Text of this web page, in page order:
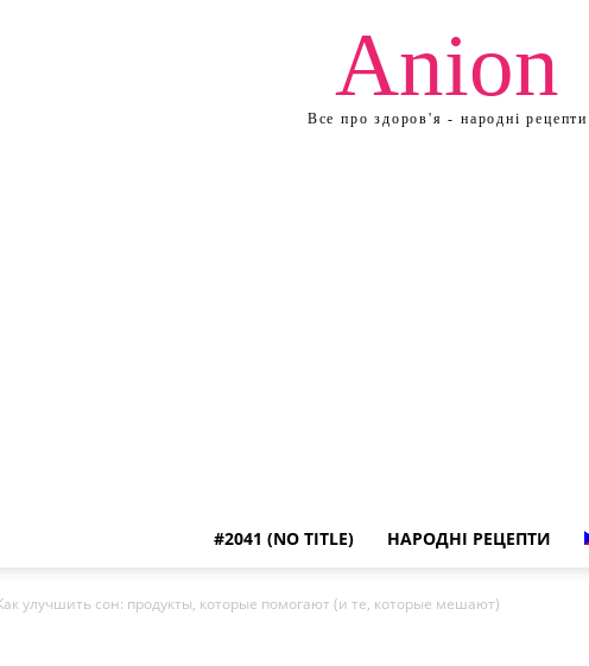
Anion
Все про здоров'я - народні рецепти
#2041 (NO TITLE) НАРОДНІ РЕЦЕПТИ
улучшить сон: продукты, которые помогают (и те, которые мешают)